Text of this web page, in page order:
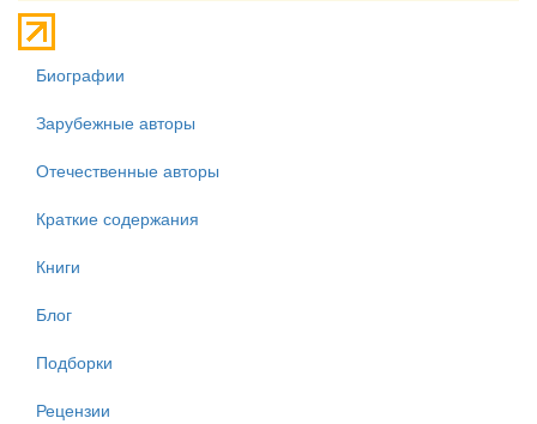
Биографии
Зарубежные авторы
Отечественные авторы
Краткие содержания
Книги
Блог
Подборки
Рецензии